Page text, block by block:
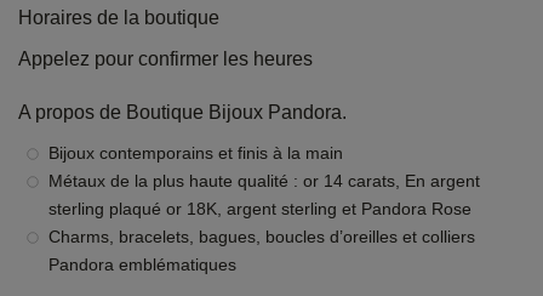
Horaires de la boutique
Appelez pour confirmer les heures
A propos de Boutique Bijoux Pandora.
Bijoux contemporains et finis à la main
Métaux de la plus haute qualité : or 14 carats, En argent
sterling plaqué or 18K, argent sterling et Pandora Rose
Charms, bracelets, bagues, boucles d’oreilles et colliers
Pandora emblématiques